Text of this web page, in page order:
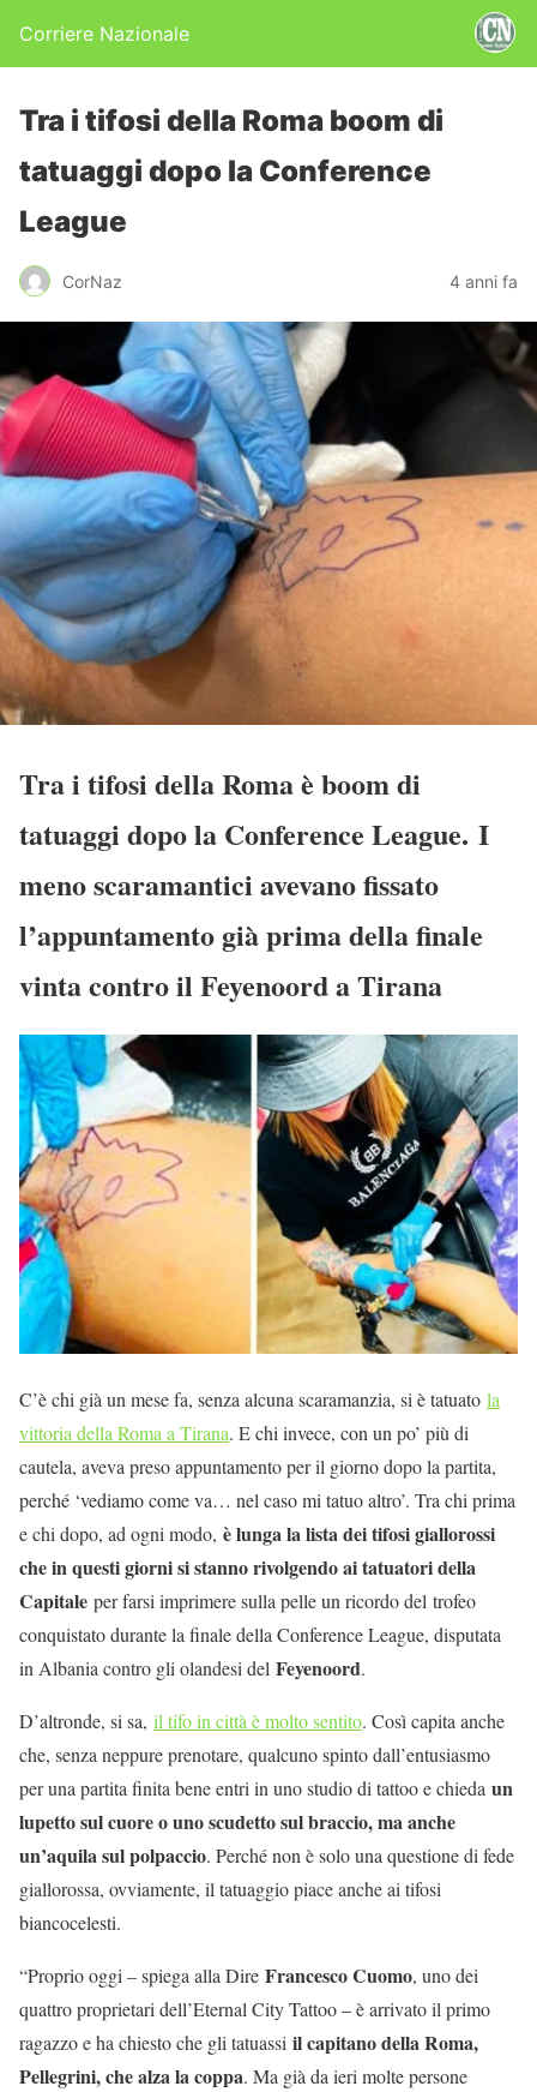
Corriere Nazionale
Tra i tifosi della Roma boom di
tatuaggi dopo la Conference
League
CorNaz 4 anni fa
Tra i tifosi della Roma è boom di
tatuaggi dopo la Conference League. I
meno scaramantici avevano fissato
l’appuntamento già prima della finale
vinta contro il Feyenoord a Tirana
C’è chi già un mese fa, senza alcuna scaramanzia, si è tatuato la
vittoria della Roma a Tirana. E chi invece, con un po’ più di
cautela, aveva preso appuntamento per il giorno dopo la partita,
perché ‘vediamo come va… nel caso mi tatuo altro’. Tra chi prima
e chi dopo, ad ogni modo, è lunga la lista dei tifosi giallorossi
che in questi giorni si stanno rivolgendo ai tatuatori della
Capitale per farsi imprimere sulla pelle un ricordo del trofeo
conquistato durante la finale della Conference League, disputata
in Albania contro gli olandesi del Feyenoord.
D’altronde, si sa, il tifo in città è molto sentito. Così capita anche
che, senza neppure prenotare, qualcuno spinto dall’entusiasmo
per una partita finita bene entri in uno studio di tattoo e chieda un
lupetto sul cuore o uno scudetto sul braccio, ma anche
un’aquila sul polpaccio. Perché non è solo una questione di fede
giallorossa, ovviamente, il tatuaggio piace anche ai tifosi
biancocelesti.
“Proprio oggi – spiega alla Dire Francesco Cuomo, uno dei
quattro proprietari dell’Eternal City Tattoo – è arrivato il primo
ragazzo e ha chiesto che gli tatuassi il capitano della Roma,
Pellegrini, che alza la coppa. Ma già da ieri molte persone